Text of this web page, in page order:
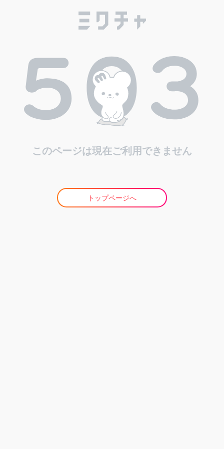
このページは現在ご利用できません